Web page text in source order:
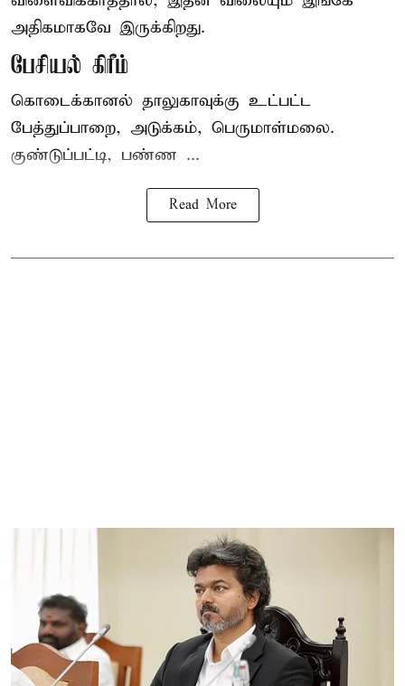
அதிகமாகவே இருக்கிறது.
பேசியல் கிரீம்
கொடைக்கானல் தாலுகாவுக்கு உட்பட்ட
பேத்துப்பாறை, அடுக்கம், பெருமாள்மலை.
குண்டுப்பட்டி, பண்ண ...
Read More